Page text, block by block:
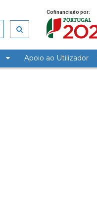
Cofinanciado por:
Apoio ao Utilizador